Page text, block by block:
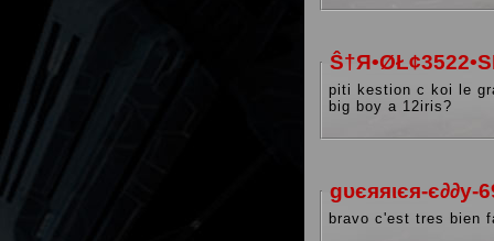
piti kestion c koi le grade avec un
big boy a 12iris?
gυєяяιєя-є∂∂у-
bravo c'est tres bien